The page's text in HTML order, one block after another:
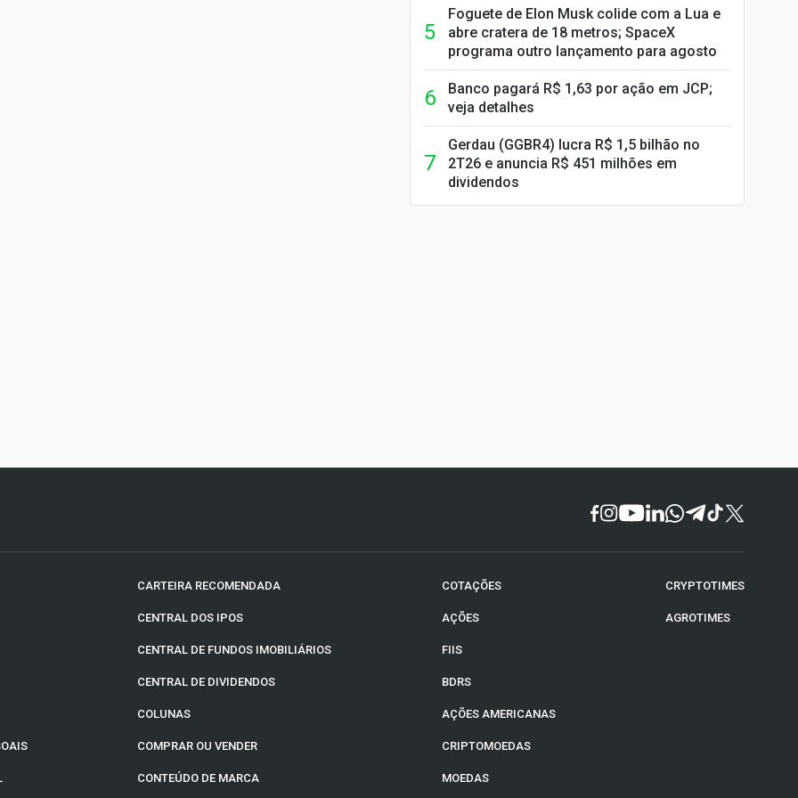
Foguete de Elon Musk colide com a Lua e
abre cratera de 18 metros; SpaceX
programa outro lançamento para agosto
Banco pagará R$ 1,63 por ação em JCP;
veja detalhes
Gerdau (GGBR4) lucra R$ 1,5 bilhão no
2T26 e anuncia R$ 451 milhões em
dividendos
CARTEIRA RECOMENDADA
CENTRAL DOS IPOS
CENTRAL DE FUNDOS IMOBILIÁRIOS
CENTRAL DE DIVIDENDOS
COLUNAS
COMPRAR OU VENDER
CONTEÚDO DE MARCA
COTAÇÕES
AÇÕES
FIIS
BDRS
AÇÕES AMERICANAS
CRIPTOMOEDAS
MOEDAS
CRYPTOTIMES
AGROTIMES